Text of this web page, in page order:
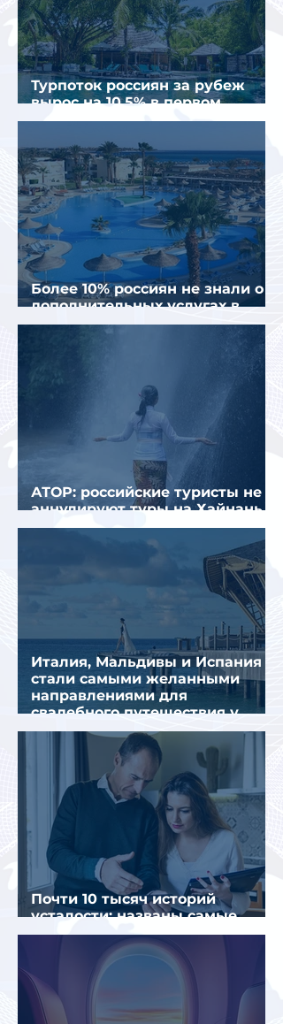
Турпоток россиян за рубеж
вырос на 10,5% в первом
полугодии 2026 года
Более 10% россиян не знали о
дополнительных услугах в
отелях
АТОР: российские туристы не
аннулируют туры на Хайнань
из-за тайфуна «Дельфин»
Италия, Мальдивы и Испания
стали самыми желанными
направлениями для
свадебного путешествия у
россиян
Почти 10 тысяч историй
усталости: названы самые
уставшие россияне